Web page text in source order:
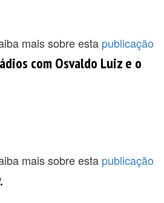
mais sobre esta publicação
com Osvaldo Luiz e o
mais sobre esta publicação